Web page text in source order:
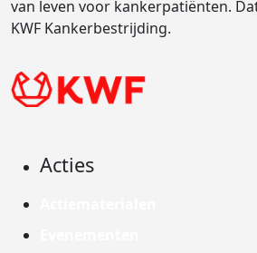
van leven voor kankerpatiënten.
KWF Kankerbestrijding.
Acties